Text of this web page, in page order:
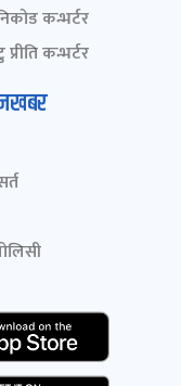
कन्भर्टर
कन्भर्टर